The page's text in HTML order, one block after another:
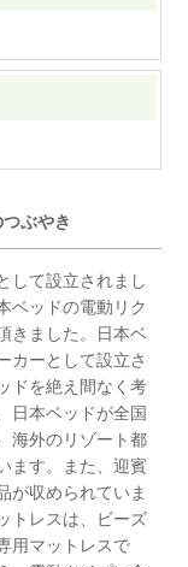
ぶやき
して設立されまし
ベッドの電動リク
きました。 日本ベ
カーとして設立さ
ドを絶え間なく考
日本ベッドが全国
海外のリゾート都
ます。
また、迎賓
が収められていま
トレスは、ビーズ
用マットレスで